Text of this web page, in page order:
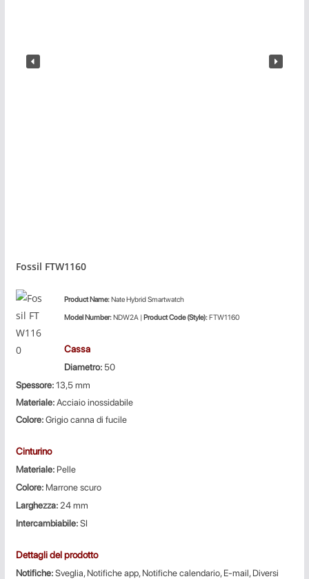
Fossil FTW1160
ProductName:Nate Hybrid Smartwatch
Model Number:NDW2A | Product Code (Style):FTW1160
Cassa
Diametro: 50
Spessore:13,5 mm
Materiale:Acciaio inossidabile
Colore:Grigio canna di fucile
Cinturino
Materiale: Pelle
Colore: Marrone scuro
Larghezza:24 mm
Intercambiabile:SI
Dettagli del prodotto
Notifiche:Sveglia, Notifiche app, Notifiche calendario, E-mail, Diversi